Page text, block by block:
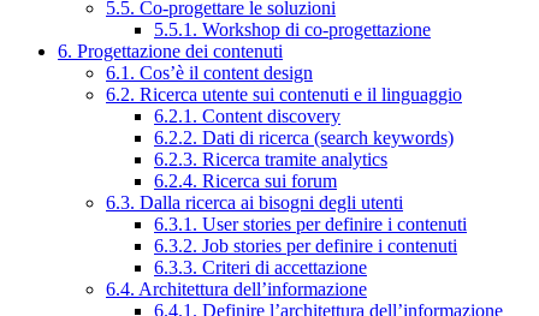
5.5. Co-progettare le soluzioni
5.5.1. Workshop di co-progettazione
6. Progettazione dei contenuti
6.1. Cos’è il content design
6.2. Ricerca utente sui contenuti e il linguaggio
6.2.1. Content discovery
6.2.2. Dati di ricerca (search keywords)
6.2.3. Ricerca tramite analytics
6.2.4. Ricerca sui forum
6.3. Dalla ricerca ai bisogni degli utenti
6.3.1. User stories per definire i contenuti
6.3.2. Job stories per definire i contenuti
6.3.3. Criteri di accettazione
6.4. Architettura dell’informazione
6.4.1. Definire l’architettura dell’informazione